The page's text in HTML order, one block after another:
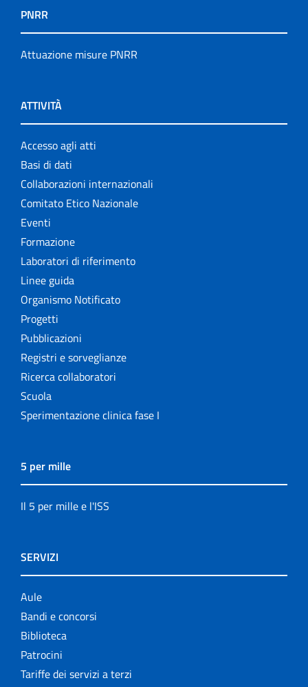
PNRR
Attuazione misure PNRR
ATTIVITÀ
Accesso agli atti
Basi di dati
Collaborazioni internazionali
Comitato Etico Nazionale
Eventi
Formazione
Laboratori di riferimento
Linee guida
Organismo Notificato
Progetti
Pubblicazioni
Registri e sorveglianze
Ricerca collaboratori
Scuola
Sperimentazione clinica fase I
5 per mille
Il 5 per mille e l'ISS
SERVIZI
Aule
Bandi e concorsi
Biblioteca
Patrocini
Tariffe dei servizi a terzi